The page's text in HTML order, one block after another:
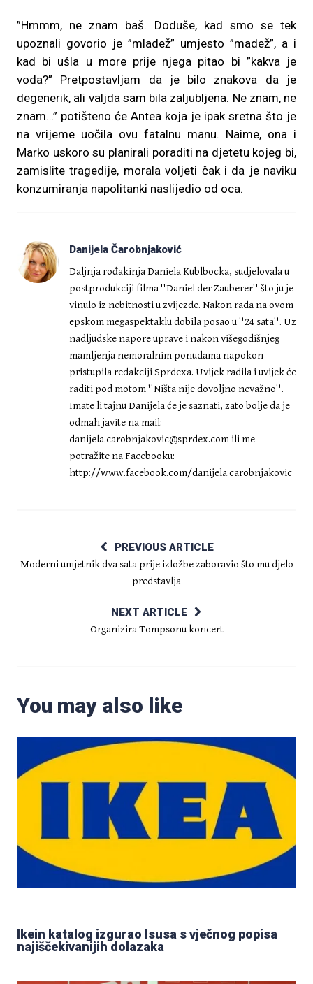
”Hmmm, ne znam baš. Doduše, kad smo se tek
upoznali govorio je ”mladež” umjesto ”madež”, a i
kad bi ušla u more prije njega pitao bi ”kakva je
voda?” Pretpostavljam da je bilo znakova da je
degenerik, ali valjda sam bila zaljubljena. Ne znam, ne
znam…” potišteno će Antea koja je ipak sretna što je
na vrijeme uočila ovu fatalnu manu. Naime, ona i
Marko uskoro su planirali poraditi na djetetu kojeg bi,
zamislite tragedije, morala voljeti čak i da je naviku
konzumiranja napolitanki naslijedio od oca.
Danijela Čarobnjaković
Daljnja rođakinja Daniela Kublbocka, sudjelovala u
postprodukciji filma ''Daniel der Zauberer'' što ju je
vinulo iz nebitnosti u zvijezde. Nakon rada na ovom
epskom megaspektaklu dobila posao u ''24 sata''. Uz
nadljudske napore uprave i nakon višegodišnjeg
mamljenja nemoralnim ponudama napokon
pristupila redakciji Sprdexa. Uvijek radila i uvijek će
raditi pod motom ''Ništa nije dovoljno nevažno''.
Imate li tajnu Danijela će je saznati, zato bolje da je
odmah javite na mail:
danijela.carobnjakovic@sprdex.com ili me
potražite na Facebooku:
http://www.facebook.com/danijela.carobnjakovic
PREVIOUS ARTICLE
Moderni umjetnik dva sata prije izložbe zaboravio što mu djelo
predstavlja
NEXT ARTICLE
Organizira Tompsonu koncert
You may also like
Ikein katalog izgurao Isusa s vječnog popisa
najiščekivanijih dolazaka